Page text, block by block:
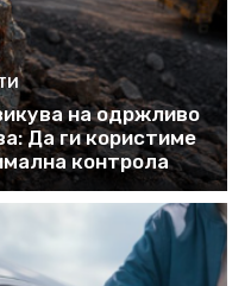
на одржливо
Да ги користиме
контрола